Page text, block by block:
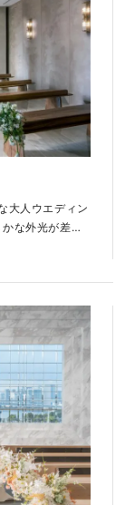
大人ウエディン
な外光が差し
ルで特別なひ
族や大切なゲ
。